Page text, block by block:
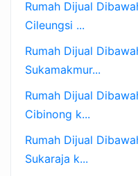
Rumah Dijual
Cileungsi ...
Rumah Dijual
Sukamakmur...
Rumah Dijual
Cibinong k...
Rumah Dijual
Sukaraja k...